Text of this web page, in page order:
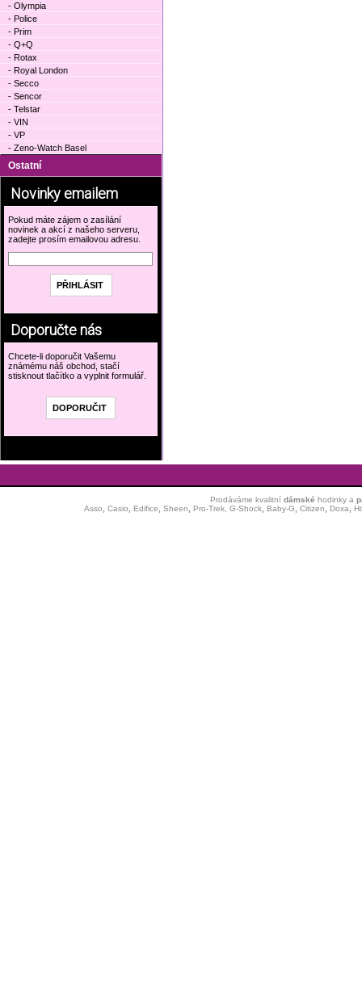
- Olympia
- Police
- Prim
- Q+Q
- Rotax
- Royal London
- Secco
- Sencor
- Telstar
- VIN
- VP
- Zeno-Watch Basel
Ostatní
Novinky emailem
Pokud máte zájem o zasílání
novinek a akcí z našeho serveru,
zadejte prosím emailovou adresu.
Doporučte nás
Chcete-li doporučit Vašemu
známému náš obchod, stačí
stisknout tlačítko a vyplnit formulář.
Prodáváme kvalitní dámské hodinkya
Asso
Casio Edifice Sheen Pro-Trek, G-Shock, Baby-G Citizen Doxa